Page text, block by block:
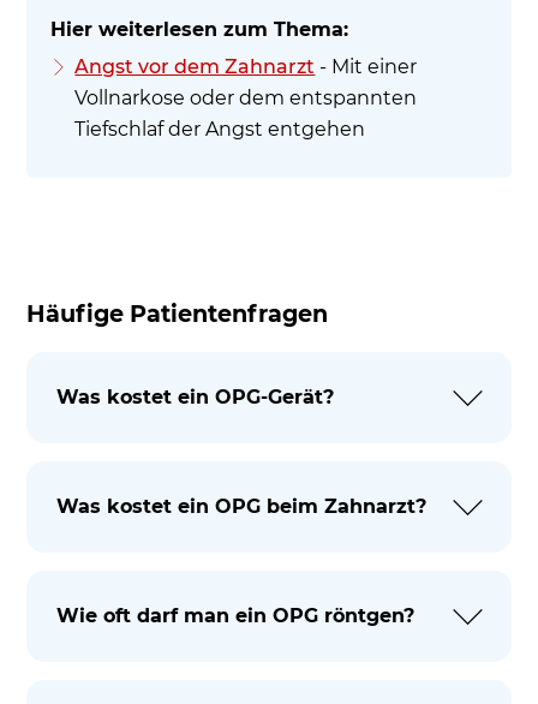
Angst vor dem Zahnarzt - Mit einer
Vollnarkose oder dem entspannten
Tiefschlaf der Angst entgehen
Häufige Patientenfragen
Was kostet ein OPG-Gerät?
Was kostet ein OPG beim Zahnarzt?
Wie oft darf man ein OPG röntgen?